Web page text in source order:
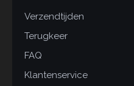
Verzendtijden
Terugkeer
FAQ
Klantenservice